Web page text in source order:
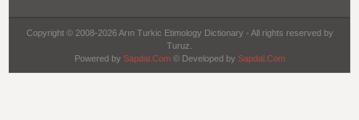
Copyright © 2008-2026 Arın Turkic Etimology Dictionary - All rights reserved by
Turuz.
Powered by Sapdal.Com© Developed by Sapdal.Com